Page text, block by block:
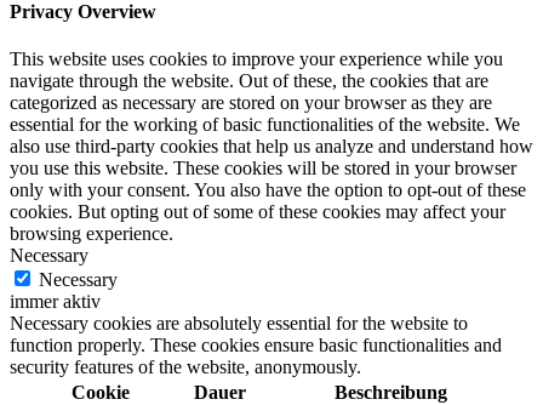
Privacy Overview
This website uses cookies to improve your experience while you
navigate through the website. Out of these, the cookies that are
categorized as necessary are stored on your browser as they are
essential for the working of basic functionalities of the website. We
also use third-party cookies that help us analyze and understand how
you use this website. These cookies will be stored in your browser
only with your consent. You also have the option to opt-out of these
cookies. But opting out of some of these cookies may affect your
browsing experience.
Necessary
Necessary
immer aktiv
Necessary cookies are absolutely essential for the website to
function properly. These cookies ensure basic functionalities and
security features of the website, anonymously.
Cookie
Dauer Beschreibung